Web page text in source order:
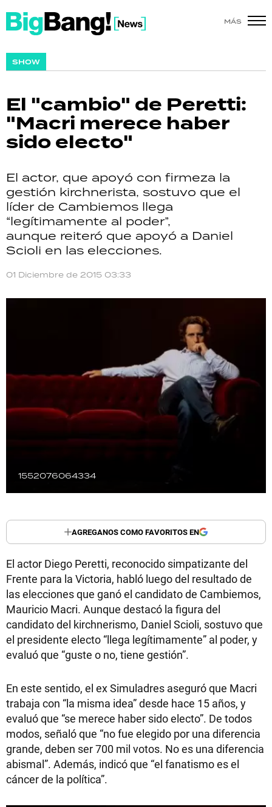
MÁS
SHOW
El "cambio" de Peretti:
"Macri merece haber
sido electo"
El actor, que apoyó con firmeza la
gestión kirchnerista, sostuvo que el
líder de Cambiemos llega
“legítimamente al poder”,
aunque reiteró que apoyó a Daniel
Scioli en las elecciones.
01 Diciembre de 2015 03:33
1552076064334
AGREGANOS COMO FAVORITOS EN
El actor Diego Peretti, reconocido simpatizante del
Frente para la Victoria, habló luego del resultado de
las elecciones que ganó el candidato de Cambiemos,
Mauricio Macri. Aunque destacó la figura del
candidato del kirchnerismo, Daniel Scioli, sostuvo que
el presidente electo “llega legítimamente” al poder, y
evaluó que “guste o no, tiene gestión”.
En este sentido, el ex Simuladres aseguró que Macri
trabaja con “la misma idea” desde hace 15 años, y
evaluó que “se merece haber sido electo”. De todos
modos, señaló que “no fue elegido por una diferencia
grande, deben ser 700 mil votos. No es una diferencia
abismal”. Además, indicó que “el fanatismo es el
cáncer de la política”.
SHOW
ACTUALIDAD
POLICIALES
ECONOMÍA
GRAN HERMANO
SALUD
DEPORTES
HORÓSCOPO